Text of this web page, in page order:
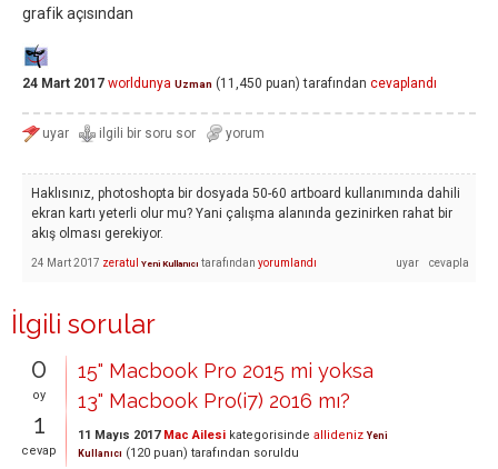
grafik açısından
24 Mart 2017 worldunya Uzman (11,450 puan) tarafından cevaplandı
Haklısınız, photoshopta bir dosyada 50-60 artboard kullanımında dahili
ekran kartı yeterli olur mu? Yani çalışma alanında gezinirken rahat bir
akış olması gerekiyor.
24 Mart 2017 zeratul Yeni Kullanıcı tarafından yorumlandı
İlgili sorular
0
oy
1
cevap
15" Macbook Pro 2015 mi yoksa
13" Macbook Pro(i7) 2016 mı?
11 Mayıs 2017 Mac Ailesi kategorisinde allideniz Yeni
Kullanıcı (120 puan) tarafından soruldu